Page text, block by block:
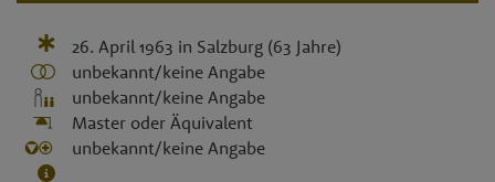
26. April 1963 in Salzburg (63 Jahre)
unbekannt/keine Angabe
unbekannt/keine Angabe
Master oder Äquivalent
unbekannt/keine Angabe